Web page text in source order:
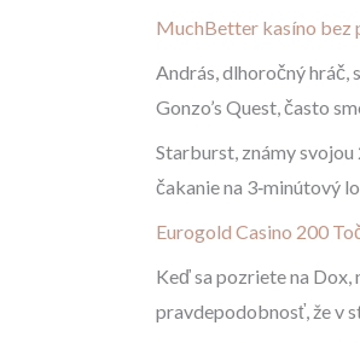
MuchBetter kasíno bez
András, dlhoročný hráč,
Gonzo’s Quest, často
Starburst, známy
čakanie na 3‑minútový
Eurogold Casino 200
Keď sa pozriete na Dox,
pravdepodobnosť, že v